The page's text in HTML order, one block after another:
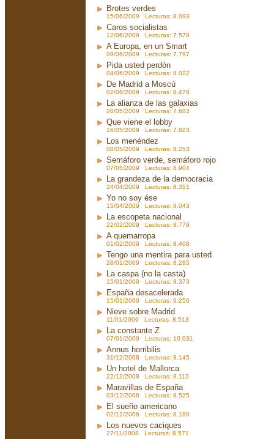
Brotes verdes
15/06/2009 Lecturas: 8.093
Caros socialistas
12/06/2009 Lecturas: 7.578
A Europa, en un Smart
09/06/2009 Lecturas: 7.797
Pida usted perdón
04/06/2009 Lecturas: 8.022
De Madrid a Moscú
02/06/2009 Lecturas: 8.478
La alianza de las galaxias
20/05/2009 Lecturas: 7.683
Que viene el lobby
16/05/2009 Lecturas: 7.823
Los menéndez
08/05/2009 Lecturas: 8.253
Semáforo verde, semáforo rojo
07/05/2009 Lecturas: 8.904
La grandeza de la democracia
24/04/2009 Lecturas: 8.351
Yo no soy ése
15/04/2009 Lecturas: 8.043
La escopeta nacional
22/02/2009 Lecturas: 8.779
A quemarropa
01/02/2009 Lecturas: 8.408
Tengo una mentira para usted
28/01/2009 Lecturas: 8.285
La caspa (no la casta)
15/01/2009 Lecturas: 8.373
España desacelerada
15/01/2009 Lecturas: 9.256
Nieve sobre Madrid
11/01/2009 Lecturas: 8.513
La constante Z
07/01/2009 Lecturas: 10.031
Annus horribilis
31/12/2008 Lecturas: 8.145
Un hotel de Mallorca
22/12/2008 Lecturas: 8.113
Maravillas de España
03/12/2008 Lecturas: 8.525
El sueño americano
02/12/2008 Lecturas: 8.180
Los nuevos caciques
27/11/2008 Lecturas: 8.571